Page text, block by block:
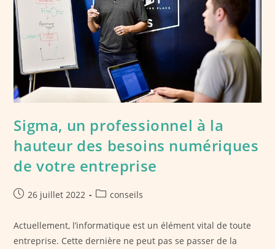
Sigma, un professionnel à la
hauteur des besoins numériques
de votre entreprise
Publication
26 juillet 2022
Postconseils
Actuellement, l’informatique est un élément vital de toute
entreprise. Cette dernière ne peut pas se passer de la